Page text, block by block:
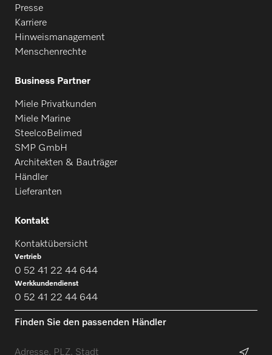
Presse
Karriere
Hinweismanagement
Menschenrechte
Business Partner
Miele Privatkunden
Miele Marine
SteelcoBelimed
SMP GmbH
Architekten & Bauträger
Händler
Lieferanten
Kontakt
Kontaktübersicht
Vertrieb
0 52 41 22 44 644
Werkkundendienst
0 52 41 22 44 644
Finden Sie den passenden Händler